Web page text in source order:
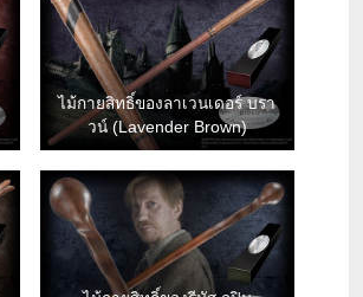
ไม้กายสิทธิ์ของลาเวนเดอร์ บรา
วน์ (Lavender Brown)